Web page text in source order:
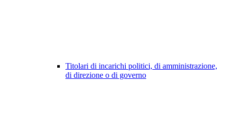
Titolari di incarichi politici, di amministrazione,
di direzione o di governo